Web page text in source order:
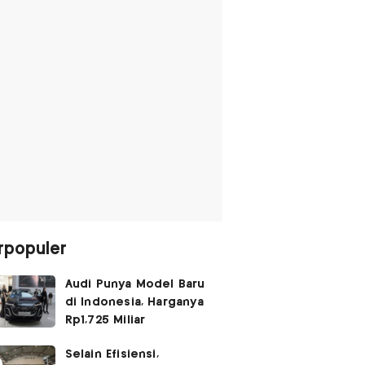
Audi Punya Model Baru
di Indonesia, Harganya
Rp1,725 Miliar
Selain Efisiensi,